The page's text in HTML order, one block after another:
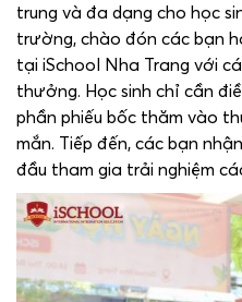
trung và đa dạng cho học
trường, chào đón các bạn
tại iSchool Nha Trang với
thưởng. Học sinh chỉ cần
phần phiếu bốc thăm vào
mắn. Tiếp đến, các bạn
đầu tham gia trải nghiệm